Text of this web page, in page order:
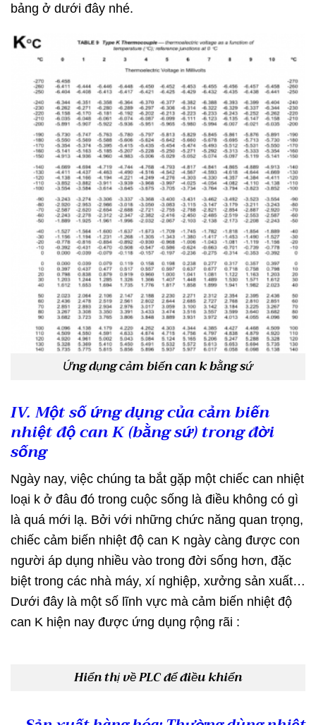
bảng ở dưới đây nhé.
Ứng dụng cảm biến can k bằng sứ
IV. Một số ứng dụng của cảm biến
nhiệt độ can K (bằng sứ) trong đời
sống
Ngày nay, việc chúng ta bắt gặp một chiếc can nhiệt
loại k ở đâu đó trong cuộc sống là điều không có gì
là quá mới lạ. Bởi với những chức năng quan trọng,
chiếc cảm biến nhiệt độ can K ngày càng được con
người áp dụng nhiều vào trong đời sống hơn, đặc
biệt trong các nhà máy, xí nghiệp, xưởng sản xuất…
Dưới đây là một số lĩnh vực mà cảm biến nhiệt độ
can K hiện nay được ứng dụng rộng rãi :
Hiển thị về PLC để điều khiển